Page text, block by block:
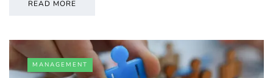
READ MORE
MANAGEMENT